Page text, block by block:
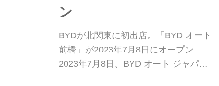
ン
BYDが北関東に初出店。「BYD オート
前橋」が2023年7月8日にオープン
2023年7月8日、BYD オート ジャパン